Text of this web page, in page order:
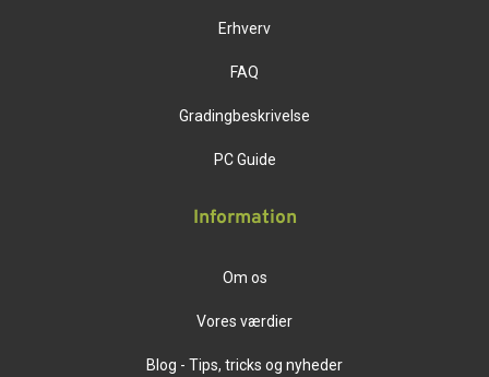
Erhverv
FAQ
Gradingbeskrivelse
PC Guide
Information
Om os
Vores værdier
Blog - Tips, tricks og nyheder